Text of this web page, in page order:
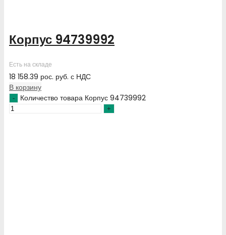
Корпус 94739992
Есть на складе
18 158.39 рос. руб. с НДС
В корзину
Количество товара Корпус 94739992